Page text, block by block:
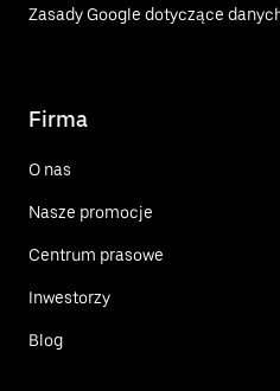
Zasady Google dotyczące
Firma
O nas
Nasze promocje
Centrum prasowe
Inwestorzy
Blog